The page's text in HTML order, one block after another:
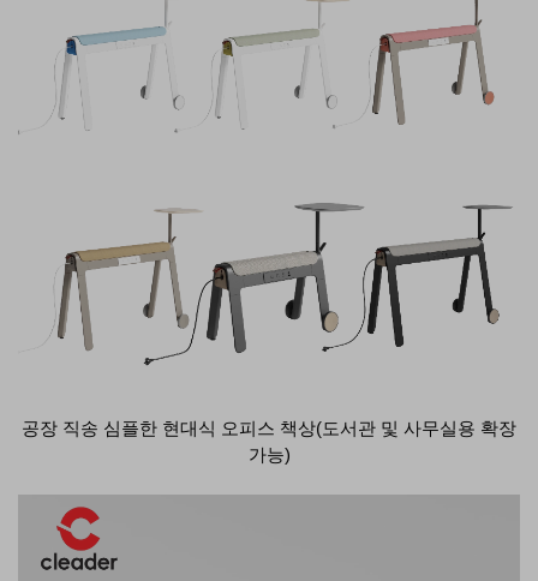
공장 직송 심플한 현대식 오피스 책상(도서관 및 사무실용 확장
가능)